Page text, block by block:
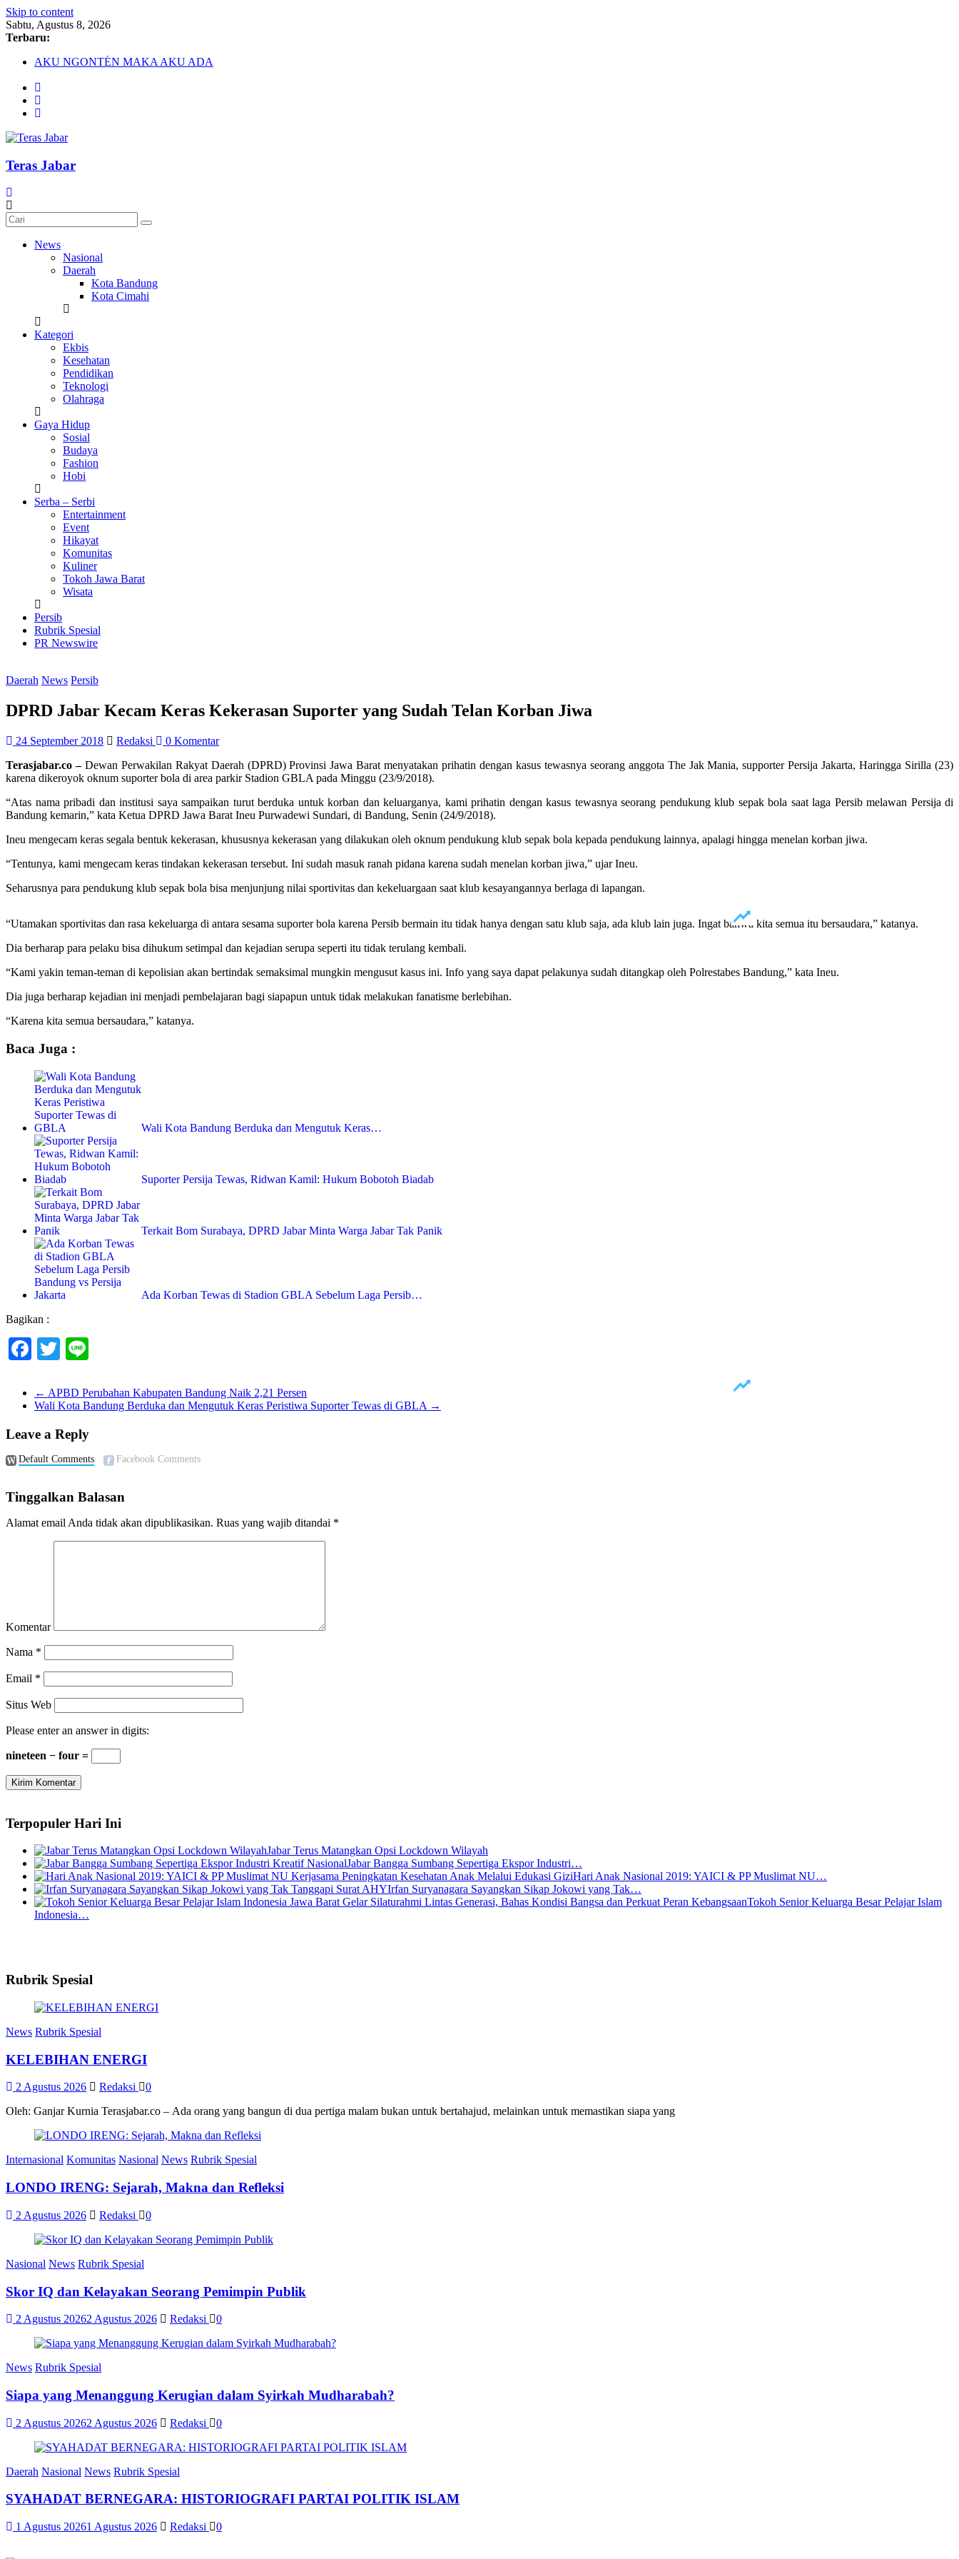
Skip to content
Sabtu, Agustus 8, 2026
Terbaru:
AKU NGONTÉN MAKA AKU ADA
Darurat HIV pada Remaja, Solusi tak Menyentuh Masalah
Komnas Anti Pemurtadan Gandeng Dewan Dakwah Gelar Seminar Nasional, Rumuskan Standarisasi Penanganan Kasus Pemurtadan
Cetak Sejarah, 20 Ribu Anak PAUD/TK/RA di Bandung Barat Siap Pecahkan Rekor MURI Lewat Festival Tunas Siliwangi 2026
Teras Jabar
News
Nasional
Daerah
Kota Bandung
Kota Cimahi
Kategori
Ekbis
Kesehatan
Pendidikan
Teknologi
Olahraga
Gaya Hidup
Sosial
Budaya
Fashion
Hobi
Serba – Serbi
Entertainment
Event
Hikayat
Komunitas
Kuliner
Tokoh Jawa Barat
Wisata
Persib
Rubrik Spesial
PR Newswire
Daerah News Persib
DPRD Jabar Kecam Keras Kekerasan Suporter yang Sudah Telan Korban Jiwa
24 September 2018 Redaksi
0 Komentar
Terasjabar.co – Dewan Perwakilan Rakyat Daerah (DPRD) Provinsi Jawa Barat menyatakan prihatin dengan kasus tewasnya seorang anggota The Jak Mania, supporter Persija Jakarta, Haringga Sirilla (23)
karena dikeroyok oknum suporter bola di area parkir Stadion GBLA pada Minggu (23/9/2018).
“Atas nama pribadi dan institusi saya sampaikan turut berduka untuk korban dan keluarganya, kami prihatin dengan kasus tewasnya seorang pendukung klub sepak bola saat laga Persib melawan Persija di
Bandung kemarin,” kata Ketua DPRD Jawa Barat Ineu Purwadewi Sundari, di Bandung, Senin (24/9/2018).
Ineu mengecam keras segala bentuk kekerasan, khususnya kekerasan yang dilakukan oleh oknum pendukung klub sepak bola kepada pendukung lainnya, apalagi hingga menelan korban jiwa.
“Tentunya, kami mengecam keras tindakan kekerasan tersebut. Ini sudah masuk ranah pidana karena sudah menelan korban jiwa,” ujar Ineu.
Seharusnya para pendukung klub sepak bola bisa menjunjung nilai sportivitas dan kekeluargaan saat klub kesayangannya berlaga di lapangan.
“Utamakan sportivitas dan rasa kekeluarga di antara sesama suporter bola karena Persib bermain itu tidak hanya dengan satu klub saja, ada klub lain juga. Ingat bahwa kita semua itu bersaudara,” katanya.
Dia berharap para pelaku bisa dihukum setimpal dan kejadian serupa seperti itu tidak terulang kembali.
“Kami yakin teman-teman di kepolisian akan bertindak semaksimal mungkin mengusut kasus ini. Info yang saya dapat pelakunya sudah ditangkap oleh Polrestabes Bandung,” kata Ineu.
Dia juga berharap kejadian ini menjadi pembelajaran bagi siapapun untuk tidak melakukan fanatisme berlebihan.
“Karena kita semua bersaudara,” katanya.
Baca Juga :
Wali Kota Bandung Berduka dan Mengutuk Keras…
Suporter Persija Tewas, Ridwan Kamil: Hukum Bobotoh Biadab
Terkait Bom Surabaya, DPRD Jabar Minta Warga Jabar Tak Panik
Ada Korban Tewas di Stadion GBLA Sebelum Laga Persib…
Bagikan :
Facebook
Twitter
← APBD Perubahan Kabupaten Bandung Naik 2,21 Persen
Wali Kota Bandung Berduka dan Mengutuk Keras Peristiwa Suporter Tewas di GBLA →
Leave a Reply
Default Comments Facebook Comments
Tinggalkan Balasan
Alamat email Anda tidak akan dipublikasikan. Ruas yang wajib ditandai *
Komentar
Nama *
Email *
Situs Web
Please enter an answer in digits:
nineteen − four =
Terpopuler Hari Ini
Jabar Terus Matangkan Opsi Lockdown Wilayah
Jabar Bangga Sumbang Sepertiga Ekspor Industri…
Hari Anak Nasional 2019: YAICI & PP Muslimat NU…
Irfan Suryanagara Sayangkan Sikap Jokowi yang Tak…
Tokoh Senior Keluarga Besar Pelajar Islam
Indonesia…
Rubrik Spesial
News Rubrik Spesial
KELEBIHAN ENERGI
2 Agustus 2026 Redaksi
0
Oleh: Ganjar Kurnia Terasjabar.co – Ada orang yang bangun di dua pertiga malam bukan untuk bertahajud, melainkan untuk memastikan siapa yang
Internasional Komunitas Nasional News Rubrik Spesial
LONDO IRENG: Sejarah, Makna dan Refleksi
2 Agustus 2026 Redaksi 0
Nasional News Rubrik Spesial
Skor IQ dan Kelayakan Seorang Pemimpin Publik
2 Agustus 20262 Agustus 2026 Redaksi 0
News Rubrik Spesial
Siapa yang Menanggung Kerugian dalam Syirkah Mudharabah?
2 Agustus 20262 Agustus 2026 Redaksi 0
Daerah Nasional News Rubrik Spesial
SYAHADAT BERNEGARA: HISTORIOGRAFI PARTAI POLITIK ISLAM
1 Agustus 20261 Agustus 2026 Redaksi 0